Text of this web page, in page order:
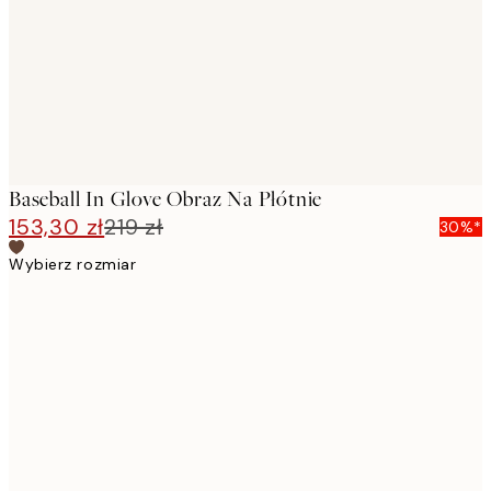
Baseball In Glove Obraz Na Płótnie
153,30 zł219 zł
30%*
Wybierz rozmiar